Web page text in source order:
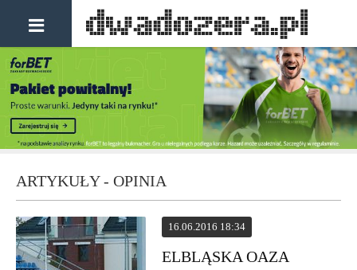
ARTYKUŁY - OPINIA
16.06.2016 18:34
ELBLĄSKA OAZA